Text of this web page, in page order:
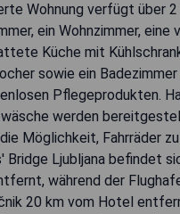
Wohnung verfügt über 2
ein Wohnzimmer, eine
Küche mit
sowie ein
Pflegeprodukten.
werden
Möglichkeit, Fahrräder
Bridge Ljubljana befindet
während der
20 km vom Hotel